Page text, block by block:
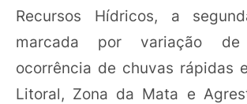
Recursos Hídricos, a
marcada por variação
ocorrência de chuvas rápidas
Litoral, Zona da Mata e